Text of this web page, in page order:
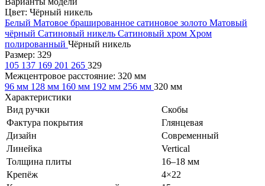
Цвет: Чёрный никель
Белый Матовое брашированное сатиновое золото Матовый
чёрный Сатиновый никель Сатиновый хром Хром
полированный Чёрный никель
Размер: 329
105 137 169 201 265 329
Межцентровое расстояние: 320 мм
96 мм 128 мм 160 мм 192 мм 256 мм 320 мм
Характеристики
Вид ручки
Скобы
Фактура покрытия
Глянцевая
Дизайн
Современный
Линейка
Vertical
Толщина плиты
16–18 мм
Крепёж
4×22